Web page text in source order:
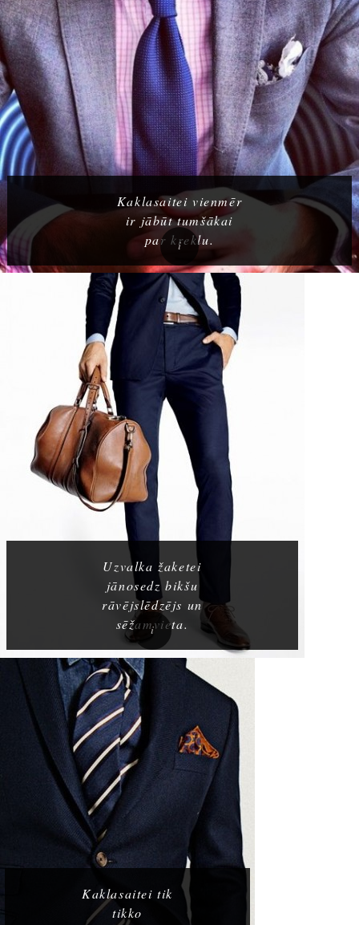
Kaklasaitei vienmēr
ir jābūt tumšākai
par kreklu.
Uzvalka žaketei
jānosedz bikšu
rāvējslēdzējs un
sēžamvieta.
Kaklasaitei tik
tikko